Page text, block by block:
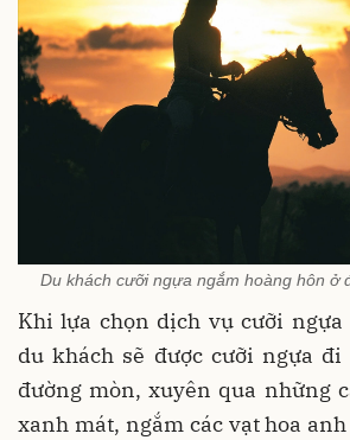
Du khách cưỡi ngựa ngắm hoàng hôn ở
Khi lựa chọn dịch vụ cưỡi
du khách sẽ được cưỡi ngựa
đường mòn, xuyên qua những
xanh mát, ngắm các vạt hoa